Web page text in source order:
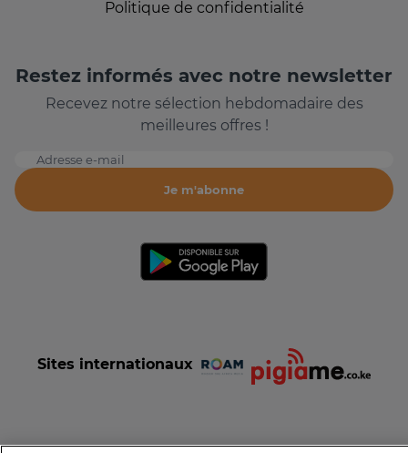
Politique de confidentialité
Restez informés avec notre newsletter
Recevez notre sélection hebdomadaire des
meilleures offres !
Adresse e-mail
Je m'abonne
Sites internationaux